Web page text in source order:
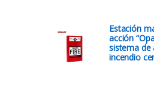
Estación
acción
sistema de
incendio